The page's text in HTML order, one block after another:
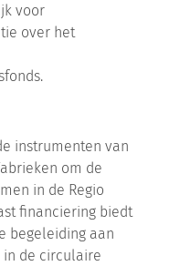
voor
over het
instrumenten van
om de
in de Regio
financiering biedt
begeleiding aan
de circulaire